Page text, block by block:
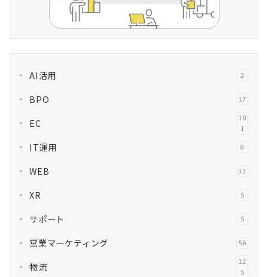
AI活用 2
BPO 17
EC
10
1
IT運用 8
WEB 33
XR 5
サポート 5
営業マーケティング 56
物流
12
5